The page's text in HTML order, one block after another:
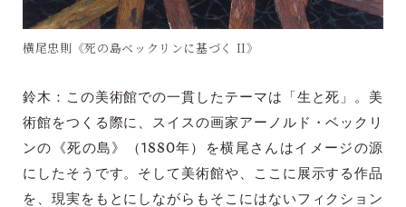
横尾忠則《死の島ベックリンに基づく II》
鈴木：この美術館での一貫したテーマは「生と死」。美
術館をつくる際に、スイスの画家アーノルド・ベックリ
ンの《死の島》（1880年）を横尾さんはイメージの源
にしたそうです。そして美術館や、ここに展示する作品
を、現実をもとにしながらもそこにはないフィクション